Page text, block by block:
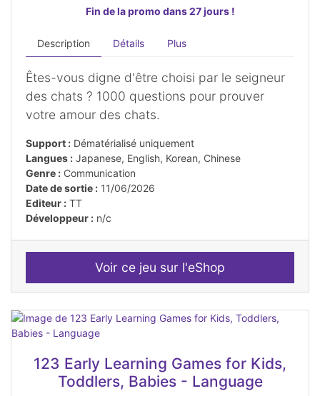
Fin de la promo dans 27 jours !
Description Détails Plus
Êtes-vous digne d'être choisi par le seigneur
des chats ? 1000 questions pour prouver
votre amour des chats.
Support : Dématérialisé uniquement
Langues : Japanese, English, Korean, Chinese
Genre : Communication
Date de sortie : 11/06/2026
Editeur : TT
Développeur : n/c
Voir ce jeu sur l'eShop
123 Early Learning Games for Kids,
Toddlers, Babies - Language